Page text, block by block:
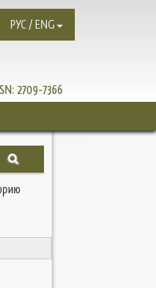
2709-7366
РУС / ENG